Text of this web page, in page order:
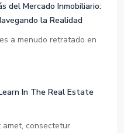
del Mercado Inmobiliario:
la Realidad
a menudo retratado en
In The Real Estate
amet, consectetur